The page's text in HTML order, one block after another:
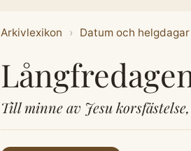
Arkivlexikon › Datum och helgdagar
Till minne av Jesu korsfästelse,